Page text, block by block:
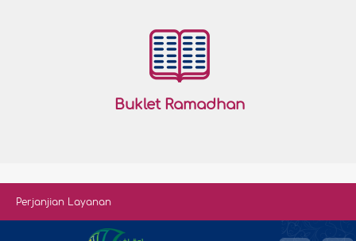
Buklet Ramadhan
Perjanjian Layanan